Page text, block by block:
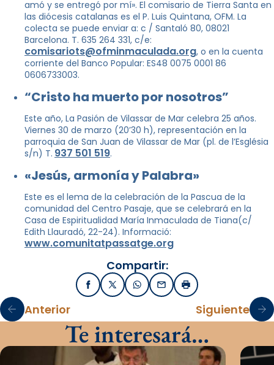
amó y se entregó por mí». El comisario de Tierra Santa en
las diócesis catalanas es el P. Luis Quintana, OFM. La
colecta se puede enviar a: c / Santaló 80, 08021
Barcelona. T. 635 264 331, c/e:
comisariots@ofminmaculada.org, o en la cuenta
corriente del Banco Popular: ES48 0075 0001 86
0606733003.
“Cristo ha muerto por nosotros”
Este año, La Pasión de Vilassar de Mar celebra 25 años.
Viernes 30 de marzo (20’30 h), representación en la
parroquia de San Juan de Vilassar de Mar (pl. de l’Església
s/n) T. 937 501 519.
«Jesús, armonía y Palabra»
Este es el lema de la celebración de la Pascua de la
comunidad del Centro Pasaje, que se celebrará en la
Casa de Espiritualidad María Inmaculada de Tiana(c/
Edith Llauradó, 22-24). Informació:
www.comunitatpassatge.org
Compartir:
FacebookX / TwitterWhatsApp
EmailImprimir
Anterior Siguiente
Te interesará…